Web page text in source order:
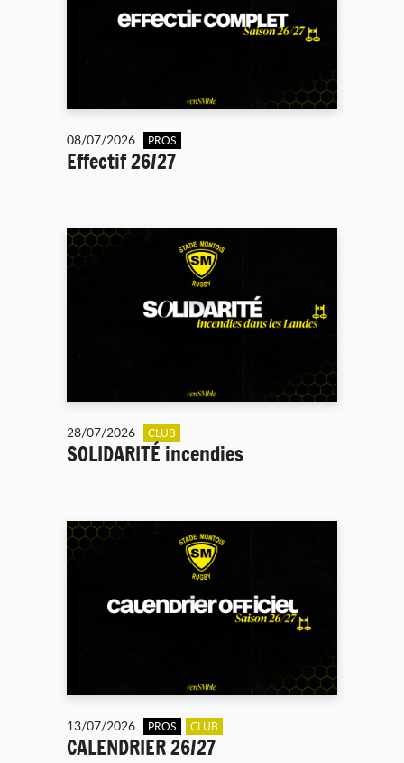
08/07/2026 PROS
Effectif 26/27
28/07/2026 CLUB
SOLIDARITÉ incendies
13/07/2026 PROS CLUB
CALENDRIER 26/27